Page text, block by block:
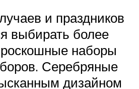
и праздников
выбирать более
наборы
Серебряные
дизайном